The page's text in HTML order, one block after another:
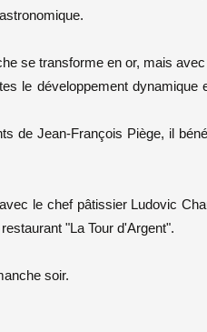
se transforme en or, mais avec
le développement dynamique
de Jean-François Piège, il
le chef pâtissier Ludovic
"La Tour d'Argent".
soir.